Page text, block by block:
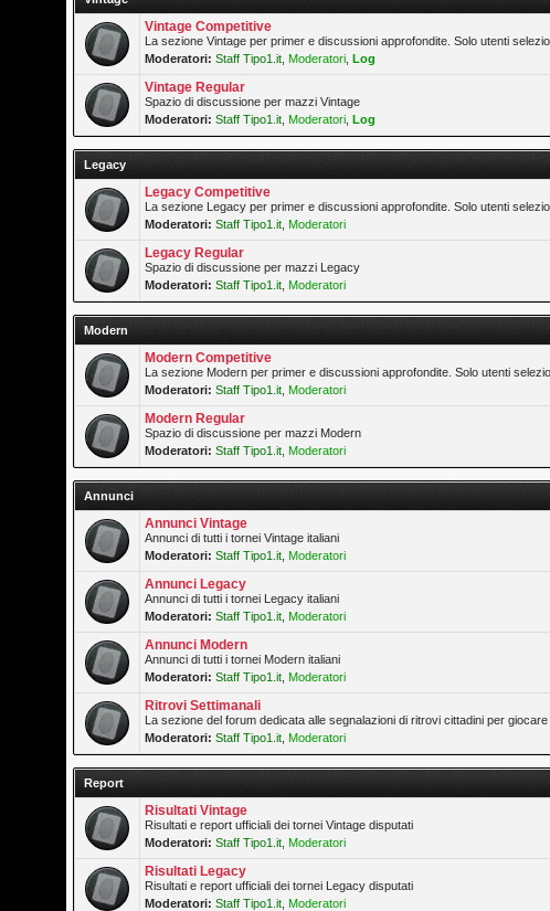
Vintage Competitive
La sezione Vintage per primer e discussioni approfondite. Solo utenti
Moderatori: Staff Tipo1.it Moderatori ,Log
Vintage Regular
Spazio di discussione per mazzi Vintage
Moderatori: Staff Tipo1.it Moderatori ,Log
Legacy
Legacy Competitive
La sezione Legacy per primer e discussioni approfondite. Solo utenti
Moderatori: Staff Tipo1.it Moderatori
Legacy Regular
Spazio di discussione per mazzi Legacy
Moderatori: Staff Tipo1.it Moderatori
Modern
Modern Competitive
La sezione Modern per primer e discussioni approfondite. Solo utenti
Moderatori: Staff Tipo1.it Moderatori
Modern Regular
Spazio di discussione per mazzi Modern
Moderatori: Staff Tipo1.it Moderatori
Annunci
Annunci Vintage
Annunci di tutti i tornei Vintage italiani
Moderatori: Staff Tipo1.it Moderatori
Annunci Legacy
Annunci di tutti i tornei Legacy italiani
Moderatori: Staff Tipo1.it Moderatori
Annunci Modern
Annunci di tutti i tornei Modern italiani
Moderatori: Staff Tipo1.it Moderatori
Ritrovi Settimanali
La sezione del forum dedicata alle segnalazioni di ritrovi cittadini per
Moderatori: Staff Tipo1.it Moderatori
Report
Risultati Vintage
Risultati e report ufficiali dei tornei Vintage disputati
Moderatori: Staff Tipo1.it Moderatori
Risultati Legacy
Risultati e report ufficiali dei tornei Legacy disputati
Moderatori: Staff Tipo1.it Moderatori